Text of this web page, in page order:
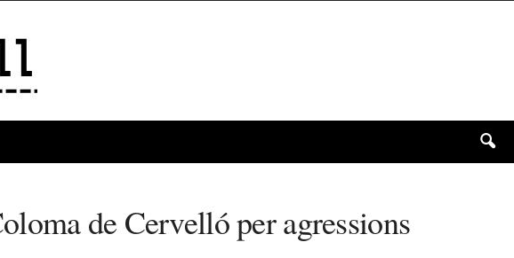
de Cervelló per agressions